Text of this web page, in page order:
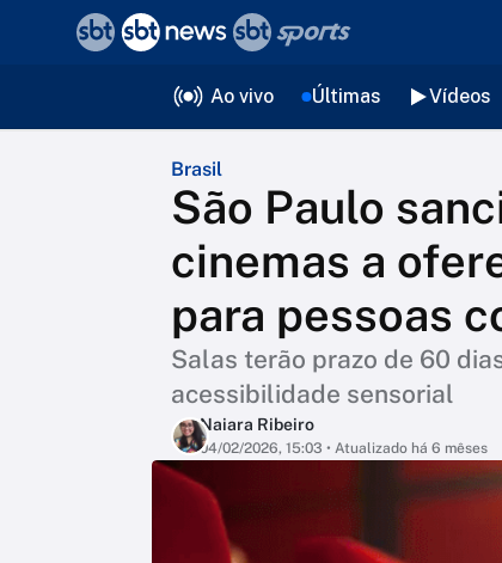
Ao vivo Últimas Vídeos
Brasil
São Paulo
cinemas a
para pessoas
Salas terão prazo de 60
acessibilidade sensorial
Naiara Ribeiro
04/02/2026, 15:03 • Atualizado há 6 mêses
voltar
Editorias